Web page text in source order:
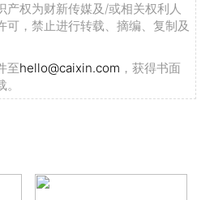
产权为财新传媒及/或相关权利人
可，禁止进行转载、摘编、复制及
至hello@caixin.com ，获得书面